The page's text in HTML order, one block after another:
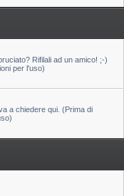
Rifilali ad un amico! ;-)
per l'uso)
a chiedere qui. (Prima di